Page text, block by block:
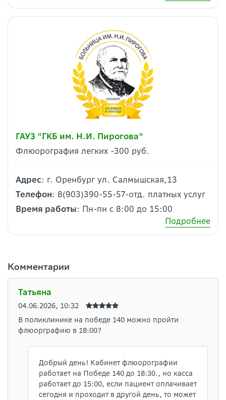
ГАУЗ "ГКБ им. Н.И. Пирогова"
Флюорография легких -300 руб.
Адрес: г. Оренбург ул. Cалмышская,13
Телефон: 8(903)390-55-57-отд. платных услуг
Время работы: Пн-пн с 8:00 до 15:00
Подробнее
Комментарии
Татьяна
04.06.2026, 10:32
В поликлинике на победе 140 можно пройти
флюорграфию в 18:00?
Добрый день! Кабинет флюорографии
работает на Победе 140 до 18:30., но касса
работает до 15:00, если пациент оплачивает
сегодня и проходит в другой день, то может